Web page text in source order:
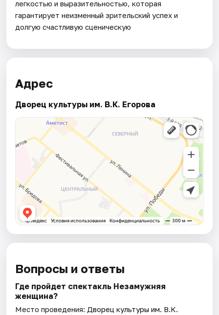
легкостью и выразительностью, которая
гарантирует неизменный зрительский успех и
долгую счастливую сценическую
Адрес
Дворец культуры им. В.К. Егорова
Вопросы и ответы
Где пройдет спектакль Незамужняя
женщина?
Место проведения: Дворец культуры им. В.К.